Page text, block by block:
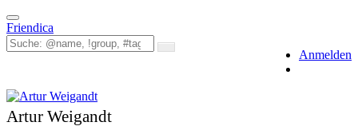
Toggle
navigation
Friendica
Anmelden
Artur Weigandt